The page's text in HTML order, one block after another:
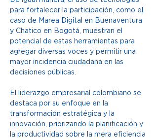
para fortalecer la participación, como el
caso de Marea Digital en Buenaventura
y Chatico en Bogotá, muestran el
potencial de estas herramientas para
agregar diversas voces y permitir una
mayor incidencia ciudadana en las
decisiones públicas.
El liderazgo empresarial colombiano se
destaca por su enfoque en la
transformación estratégica y la
innovación, priorizando la planificación y
la productividad sobre la mera eficiencia